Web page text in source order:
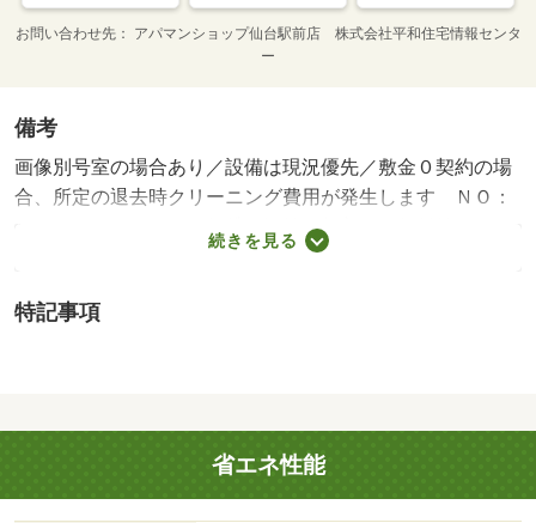
お問い合わせ先
アパマンショップ仙台駅前店 株式会社平和住宅情報センタ
ー
備考
画像別号室の場合あり／設備は現況優先／敷金０契約の場
合、所定の退去時クリーニング費用が発生します ＮＯ：
１１２１４０１５１・賃貸保証等：加入要（賃料等の１ヶ
月分（最低保証料２万円～） 口振データ作成料：４００
／月・他交通手段：向山四丁目停歩２分／愛宕中学校前停
備◎ ※個人契約は定期借家契約となります・バイク置
場：なし・駐輪場：有/アパマン安心入居サポート（課税対
象） 16500円/室内抗菌コート（課税対象） 14300円
続きを見る
特記事項
省エネ性能